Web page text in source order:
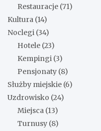
Restauracje (71)
Kultura (14)
Noclegi (34)
Hotele (23)
Kempingi (3)
Pensjonaty (8)
Służby miejskie (6)
Uzdrowisko (24)
Miejsca (13)
Turnusy (8)